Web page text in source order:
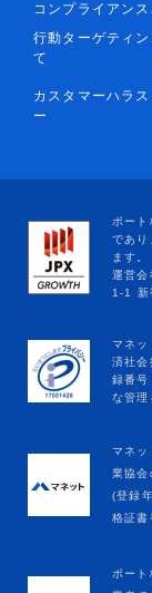
コンプライアン
行動ターゲティ
て
カスタマーハラ
ー
マネッ
業協会
(登録
格証
ポート